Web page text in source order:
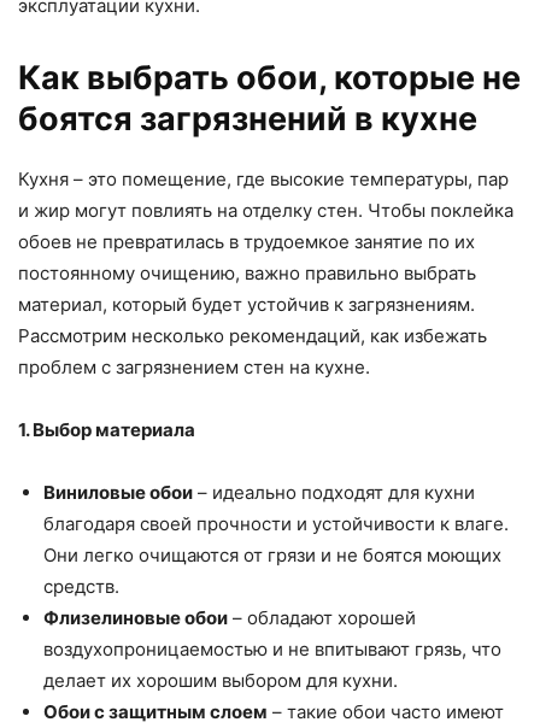
эксплуатации кухни.
Как выбрать обои, которые не
боятся загрязнений в кухне
Кухня – это помещение, где высокие температуры, пар
и жир могут повлиять на отделку стен. Чтобы поклейка
обоев не превратилась в трудоемкое занятие по их
постоянному очищению, важно правильно выбрать
материал, который будет устойчив к загрязнениям.
Рассмотрим несколько рекомендаций, как избежать
проблем с загрязнением стен на кухне.
1. Выбор материала
Виниловые обои – идеально подходят для кухни
благодаря своей прочности и устойчивости к влаге.
Они легко очищаются от грязи и не боятся моющих
средств.
Флизелиновые обои – обладают хорошей
воздухопроницаемостью и не впитывают грязь, что
делает их хорошим выбором для кухни.
Обои с защитным слоем – такие обои часто имеют